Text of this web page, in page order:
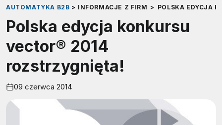
AUTOMATYKA B2B > INFORMACJE Z FIRM > POLSKA EDYCJA
Polska edycja konkursu
vector® 2014
rozstrzygnięta!
09 czerwca 2014